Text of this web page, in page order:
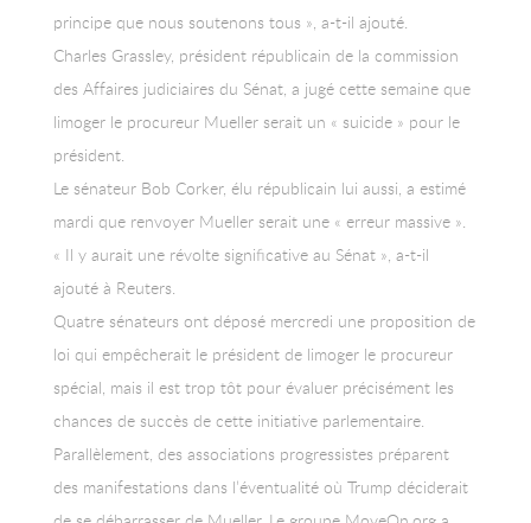
principe que nous soutenons tous », a-t-il ajouté.
Charles Grassley, président républicain de la commission
des Affaires judiciaires du Sénat, a jugé cette semaine que
limoger le procureur Mueller serait un « suicide » pour le
président.
Le sénateur Bob Corker, élu républicain lui aussi, a estimé
mardi que renvoyer Mueller serait une « erreur massive ».
« Il y aurait une révolte significative au Sénat », a-t-il
ajouté à Reuters.
Quatre sénateurs ont déposé mercredi une proposition de
loi qui empêcherait le président de limoger le procureur
spécial, mais il est trop tôt pour évaluer précisément les
chances de succès de cette initiative parlementaire.
Parallèlement, des associations progressistes préparent
des manifestations dans l’éventualité où Trump déciderait